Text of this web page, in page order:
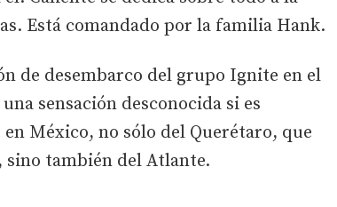
Está comandado por la familia Hank.
de desembarco del grupo Ignite en el
sensación desconocida si es
México, no sólo del Querétaro, que
sino también del Atlante.